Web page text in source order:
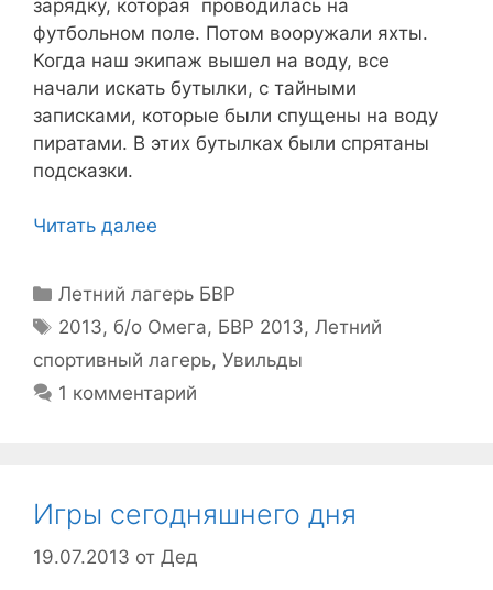
зарядку, которая проводилась на
футбольном поле. Потом вооружали яхты.
Когда наш экипаж вышел на воду, все
начали искать бутылки, с тайными
записками, которые были спущены на воду
пиратами. В этих бутылках были спрятаны
подсказки.
Читать далее
Рубрики
Летний лагерь БВР
Метки
2013, б/о Омега, БВР 2013,Летний
спортивный лагерь, Увильды
1 комментарий
Игры сегодняшнего дня
19.07.2013 от Дед